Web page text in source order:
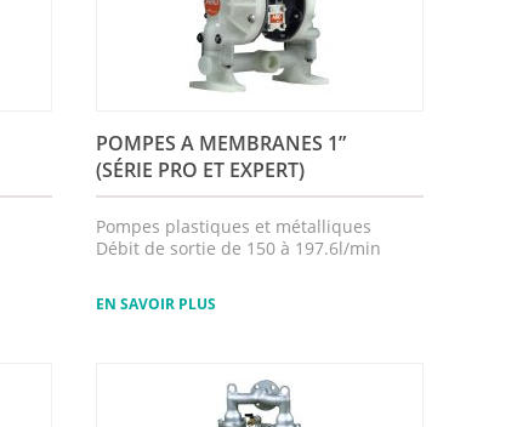
POMPES A MEMBRANES 1”
(SÉRIE PRO ET EXPERT)
Pompes plastiques et métalliques
Débit de sortie de 150 à 197.6l/min
EN SAVOIR PLUS